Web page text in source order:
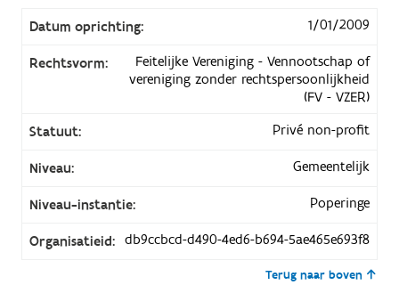
Datum oprichting: 1/01/2009
Rechtsvorm:
Feitelijke Vereniging - Vennootschap of
vereniging zonder rechtspersoonlijkheid
(FV - VZER)
Statuut:
Privé non-profit
Niveau: Gemeentelijk
Niveau-instantie: Poperinge
Organisatieid: db9ccbcd-d490-4ed6-b694-5ae465e693f8
Terug naar boven